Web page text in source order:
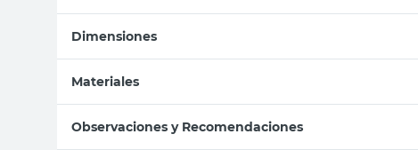
Dimensiones
Materiales
Observaciones y Recomendaciones